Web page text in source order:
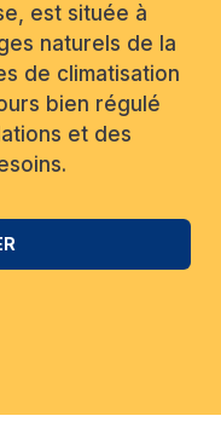
est située à
naturels de la
de climatisation
bien régulé
et des